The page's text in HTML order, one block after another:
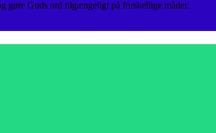
gøre Guds ord tilgængeligt på forskellige måder.